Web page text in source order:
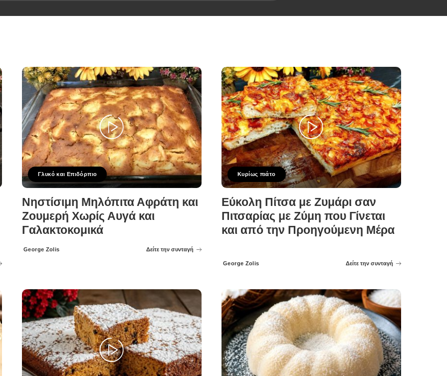
Γλυκό και Επιδόρπιο
Νηστίσιμη Μηλόπιτα Αφράτη και
Ζουμερή Χωρίς Αυγά και
Γαλακτοκομικά
Posted
George Zolis Δείτε την συνταγή
Κυρίως πιάτο
Εύκολη Πίτσα με Ζυμάρι σαν
Πιτσαρίας με Ζύμη που Γίνεται
και από την Προηγούμενη Μέρα
Posted
George Zolis Δείτε την συνταγή